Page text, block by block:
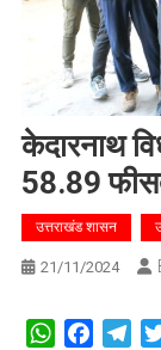
केदारनाथ
58.89
उत्तराखंड शासन
21/11/2024
WhatsApp